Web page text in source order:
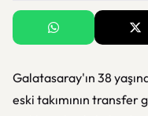
Galatasaray'ın 38
eski takımının transfer